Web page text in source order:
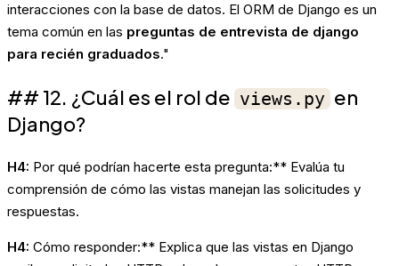
interacciones con la base de datos. El ORM de Django es un
tema común en las preguntas de entrevista de django
para recién graduados."
## 12. ¿Cuál es el rol de views.py en
Django?
H4: Por qué podrían hacerte esta pregunta:** Evalúa tu
comprensión de cómo las vistas manejan las solicitudes y
respuestas.
H4: Cómo responder:** Explica que las vistas en Django